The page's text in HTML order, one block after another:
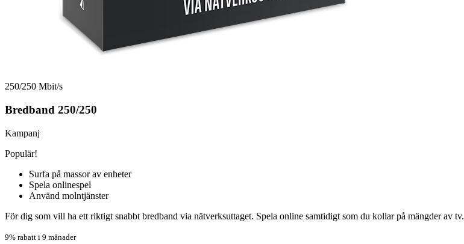
250/250 Mbit/s
Bredband 250/250
Kampanj
Populär!
Surfa på massor av enheter
Spela onlinespel
Använd molntjänster
För dig som vill ha ett riktigt snabbt bredband via nätverksuttaget. Spela online samtidigt som du kollar på mängder av tv.
9% rabatt i 9 månader